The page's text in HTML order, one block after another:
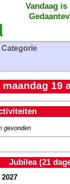
Vandaag
Categorie
maandag 19
gevonden
Jubilea (21